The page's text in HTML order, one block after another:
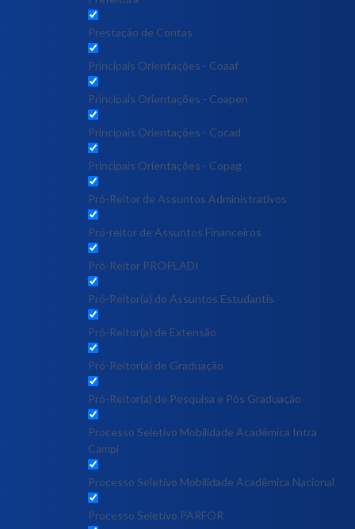
Prestação de Contas
Principais Orientações - Coaaf
Principais Orientações - Coapen
Principais Orientações - Cocad
Principais Orientações - Copag
Pró-Reitor de Assuntos Administrativos
Pró-reitor de Assuntos Financeiros
Pró-Reitor PROPLADI
Pró-Reitor(a) de Assuntos Estudantis
Pró-Reitor(a) de Extensão
Pró-Reitor(a) de Graduação
Pró-Reitor(a) de Pesquisa e Pós Graduação
Processo Seletivo Mobilidade Acadêmica Intra
Campi
Processo Seletivo Mobilidade Acadêmica Nacional
Processo Seletivo PARFOR